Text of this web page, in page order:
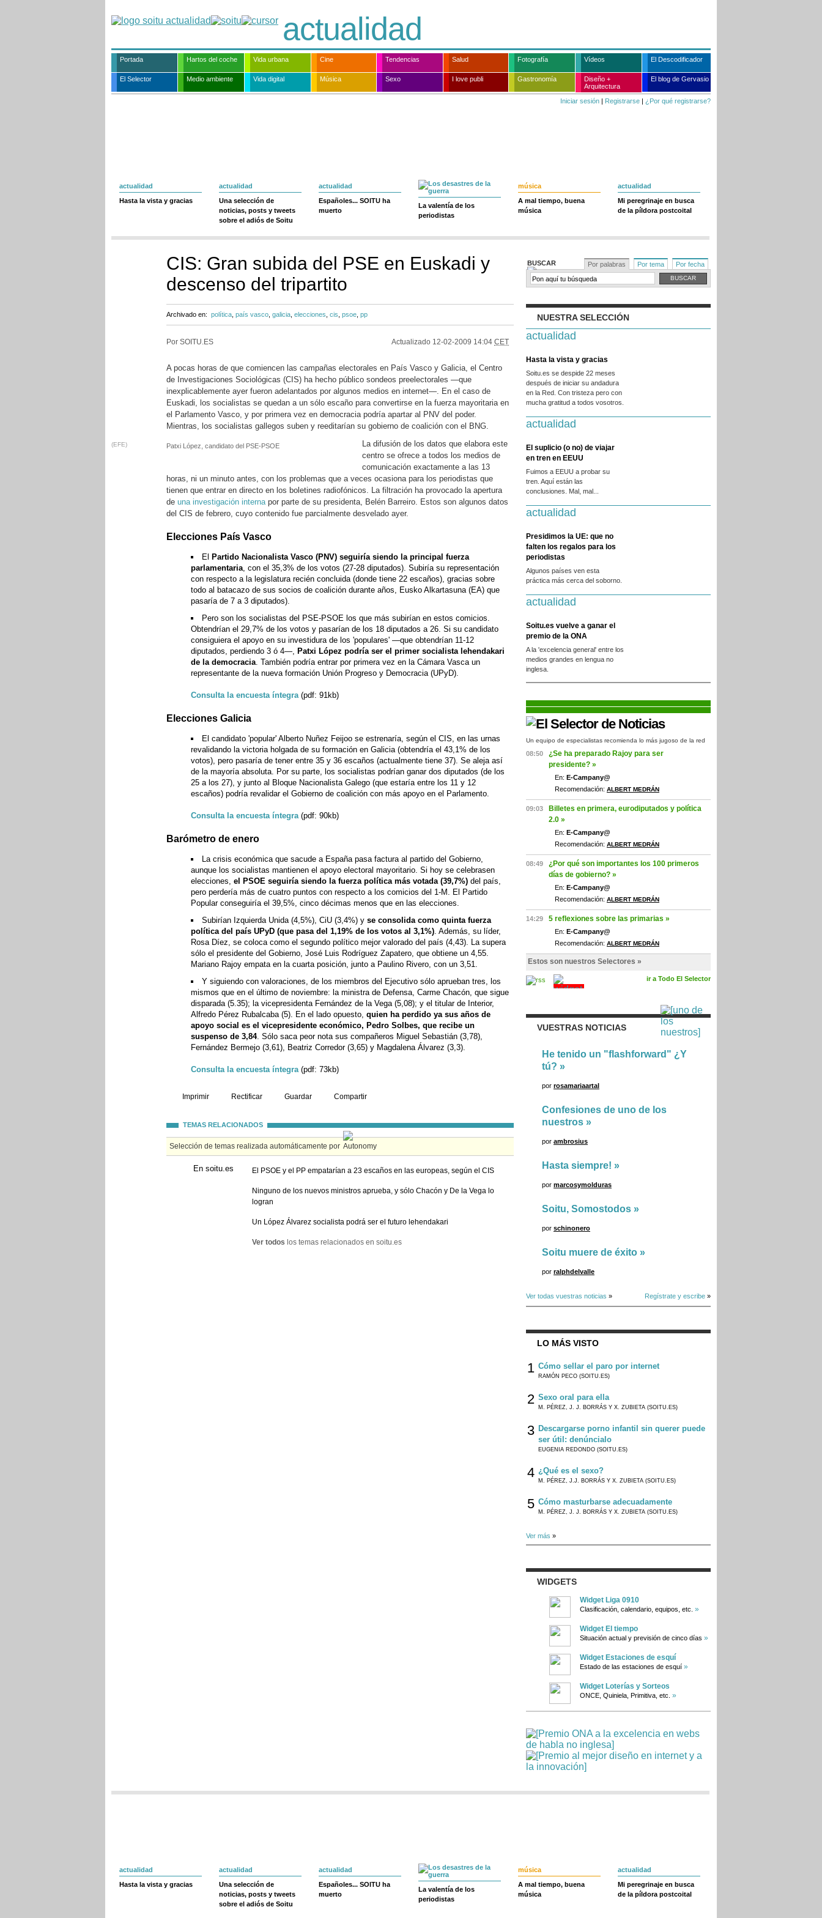
actualidad
Portada Hartos del coche Vida urbana Cine Tendencias Salud Fotografía Vídeos El Descodificador
El Selector Medio ambiente Vida digital Música Sexo I love publi Gastronomía
Diseño +
Arquitectura
El blog de Gervasio
Iniciar sesión | Registrarse | ¿Por qué registrarse?
actualidad
Hasta la vista y gracias
actualidad
Una selección de
noticias, posts y tweets
sobre el adiós de Soitu
actualidad
Españoles... SOITU ha
muerto
La valentía de los
periodistas
música
A mal tiempo, buena
música
actualidad
Mi peregrinaje en busca
de la píldora postcoital
CIS: Gran subida del PSE en Euskadi y
descenso del tripartito
Archivado en: política país vasco galicia elecciones cis psoe pp
Por SOITU.ES Actualizado 12-02-2009 14:04 CET
A pocas horas de que comiencen las campañas electorales en País Vasco y Galicia, el Centro
de Investigaciones Sociológicas (CIS) ha hecho público sondeos preelectorales —que
inexplicablemente ayer fueron adelantados por algunos medios en internet—. En el caso de
Euskadi, los socialistas se quedan a un sólo escaño para convertirse en la fuerza mayoritaria en
el Parlamento Vasco, y por primera vez en democracia podría apartar al PNV del poder.
Mientras, los socialistas gallegos suben y reeditarían su gobierno de coalición con el BNG.
(EFE) Patxi López, candidato del PSE-PSOE
La difusión de los datos que elabora este
centro se ofrece a todos los medios de
comunicación exactamente a las 13
horas, ni un minuto antes, con los problemas que a veces ocasiona para los periodistas que
tienen que entrar en directo en los boletines radiofónicos. La filtración ha provocado la apertura
de una investigación internapor parte de su presidenta, Belén Barreiro. Estos son algunos datos
del CIS de febrero, cuyo contenido fue parcialmente desvelado ayer.
Elecciones País Vasco
El Partido Nacionalista Vasco (PNV) seguiría siendo la principal fuerza
parlamentaria, con el 35,3% de los votos (27-28 diputados). Subiría su representación
con respecto a la legislatura recién concluida (donde tiene 22 escaños), gracias sobre
todo al batacazo de sus socios de coalición durante años, Eusko Alkartasuna (EA) que
pasaría de 7 a 3 diputados).
Pero son los socialistas del PSE-PSOE los que más subirían en estos comicios.
Obtendrían el 29,7% de los votos y pasarían de los 18 diputados a 26. Si su candidato
consiguiera el apoyo en su investidura de los 'populares' —que obtendrían 11-12
diputados, perdiendo 3 ó 4—, Patxi López podría ser el primer socialista lehendakari
de la democracia. También podría entrar por primera vez en la Cámara Vasca un
representante de la nueva formación Unión Progreso y Democracia (UPyD).
Consulta la encuesta íntegra(pdf: 91kb)
Elecciones Galicia
El candidato 'popular' Alberto Nuñez Feijoo se estrenaría, según el CIS, en las urnas
revalidando la victoria holgada de su formación en Galicia (obtendría el 43,1% de los
votos), pero pasaría de tener entre 35 y 36 escaños (actualmente tiene 37). Se aleja así
de la mayoría absoluta. Por su parte, los socialistas podrían ganar dos diputados (de los
25 a los 27), y junto al Bloque Nacionalista Galego (que estaría entre los 11 y 12
escaños) podría revalidar el Gobierno de coalición con más apoyo en el Parlamento.
Consulta la encuesta íntegra(pdf: 90kb)
Barómetro de enero
La crisis económica que sacude a España pasa factura al partido del Gobierno,
aunque los socialistas mantienen el apoyo electoral mayoritario. Si hoy se celebrasen
elecciones, el PSOE seguiría siendo la fuerza política más votada (39,7%) del país,
pero perdería más de cuatro puntos con respecto a los comicios del 1-M. El Partido
Popular conseguiría el 39,5%, cinco décimas menos que en las elecciones.
Subirían Izquierda Unida (4,5%), CiU (3,4%) y se consolida como quinta fuerza
política del país UPyD (que pasa del 1,19% de los votos al 3,1%). Además, su líder,
Rosa Díez, se coloca como el segundo político mejor valorado del país (4,43). La supera
sólo el presidente del Gobierno, José Luis Rodríguez Zapatero, que obtiene un 4,55.
Mariano Rajoy empata en la cuarta posición, junto a Paulino Rivero, con un 3,51.
Y siguiendo con valoraciones, de los miembros del Ejecutivo sólo aprueban tres, los
mismos que en el último de noviembre: la ministra de Defensa, Carme Chacón, que sigue
disparada (5.35); la vicepresidenta Fernández de la Vega (5,08); y el titular de Interior,
Alfredo Pérez Rubalcaba (5). En el lado opuesto, quien ha perdido ya sus años de
apoyo social es el vicepresidente económico, Pedro Solbes, que recibe un
suspenso de 3,84. Sólo saca peor nota sus compañeros Miguel Sebastián (3,78),
Fernández Bermejo (3,61), Beatriz Corredor (3,65) y Magdalena Álvarez (3,3).
Consulta la encuesta íntegra(pdf: 73kb)
Imprimir Rectificar Guardar Compartir
TEMAS RELACIONADOS
Selección de temas realizada automáticamente por
En soitu.es El PSOE y el PP empatarían a 23 escaños en las europeas, según el CIS
Ninguno de los nuevos ministros aprueba, y sólo Chacón y De la Vega lo
logran
Un López Álvarez socialista podrá ser el futuro lehendakari
Ver todos los temas relacionados en soitu.es
BUSCAR Por palabras Por tema Por fecha
NUESTRA SELECCIÓN
actualidad
Hasta la vista y gracias
Soitu.es se despide 22 meses
después de iniciar su andadura
en la Red. Con tristeza pero con
mucha gratitud a todos vosotros.
actualidad
El suplicio (o no) de viajar
en tren en EEUU
Fuimos a EEUU a probar su
tren. Aquí están las
conclusiones. Mal, mal...
actualidad
Presidimos la UE: que no
falten los regalos para los
periodistas
Algunos países ven esta
práctica más cerca del soborno.
actualidad
Soitu.es vuelve a ganar el
premio de la ONA
A la 'excelencia general' entre los
medios grandes en lengua no
inglesa.
Un equipo de especialistas recomienda lo más jugoso de la red
08:50
¿Se ha preparado Rajoy para ser
presidente? »
En: E-Campany@
Recomendación: ALBERT MEDRÁN
09:03
Billetes en primera, eurodiputados y política
2.0 »
En: E-Campany@
Recomendación: ALBERT MEDRÁN
08:49
¿Por qué son importantes los 100 primeros
días de gobierno? »
En: E-Campany@
Recomendación: ALBERT MEDRÁN
14:29 5 reflexiones sobre las primarias »
En: E-Campany@
Recomendación: ALBERT MEDRÁN
Estos son nuestros Selectores »
ir a Todo El Selector
VUESTRAS NOTICIAS
He tenido un "flashforward" ¿Y
tú? »
por rosamariaartal
Confesiones de uno de los
nuestros »
por ambrosius
Hasta siempre! »
por marcosymolduras
Soitu, Somostodos »
por schinonero
Soitu muere de éxito »
por ralphdelvalle
Ver todas vuestras noticias » Regístrate y escribe »
LO MÁS VISTO
1 Cómo sellar el paro por internet
RAMÓN PECO (SOITU.ES)
2 Sexo oral para ella
M. PÉREZ, J. J. BORRÁS Y X. ZUBIETA (SOITU.ES)
3 Descargarse porno infantil sin querer puede
ser útil: denúncialo
EUGENIA REDONDO (SOITU.ES)
4 ¿Qué es el sexo?
M. PÉREZ, J.J. BORRÁS Y X. ZUBIETA (SOITU.ES)
5 Cómo masturbarse adecuadamente
M. PÉREZ, J. J. BORRÁS Y X. ZUBIETA (SOITU.ES)
Ver más »
WIDGETS
Widget Liga 0910
Clasificación, calendario, equipos, etc. »
Widget El tiempo
Situación actual y previsión de cinco días »
Widget Estaciones de esquí
Estado de las estaciones de esquí »
Widget Loterías y Sorteos
ONCE, Quiniela, Primitiva, etc. »
actualidad
Hasta la vista y gracias
actualidad
Una selección de
noticias, posts y tweets
sobre el adiós de Soitu
actualidad
Españoles... SOITU ha
muerto
La valentía de los
periodistas
música
A mal tiempo, buena
música
actualidad
Mi peregrinaje en busca
de la píldora postcoital